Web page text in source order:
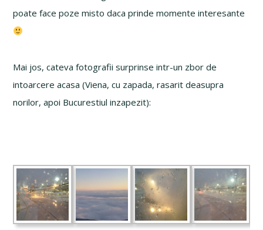
poate face poze misto daca prinde momente interesante
Mai jos, cateva fotografii surprinse intr-un zbor de
intoarcere acasa (Viena, cu zapada, rasarit deasupra
norilor, apoi Bucurestiul inzapezit):